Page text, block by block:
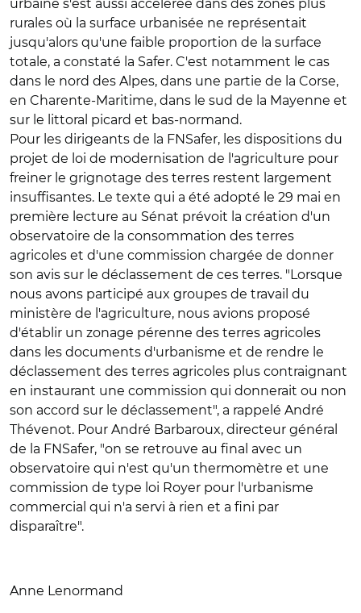
urbaine s'est aussi accélérée dans des zones plus
rurales où la surface urbanisée ne représentait
jusqu'alors qu'une faible proportion de la surface
totale, a constaté la Safer. C'est notamment le cas
dans le nord des Alpes, dans une partie de la Corse,
en Charente-Maritime, dans le sud de la Mayenne et
sur le littoral picard et bas-normand.
Pour les dirigeants de la FNSafer, les dispositions du
projet de loi de modernisation de l'agriculture pour
freiner le grignotage des terres restent largement
insuffisantes. Le texte qui a été adopté le 29 mai en
première lecture au Sénat prévoit la création d'un
observatoire de la consommation des terres
agricoles et d'une commission chargée de donner
son avis sur le déclassement de ces terres. "Lorsque
nous avons participé aux groupes de travail du
ministère de l'agriculture, nous avions proposé
d'établir un zonage pérenne des terres agricoles
dans les documents d'urbanisme et de rendre le
déclassement des terres agricoles plus contraignant
en instaurant une commission qui donnerait ou non
son accord sur le déclassement", a rappelé André
Thévenot. Pour André Barbaroux, directeur général
de la FNSafer, "on se retrouve au final avec un
observatoire qui n'est qu'un thermomètre et une
commission de type loi Royer pour l'urbanisme
commercial qui n'a servi à rien et a fini par
disparaître".
Anne Lenormand